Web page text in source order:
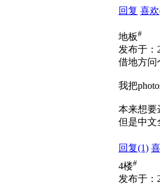
回复 喜欢
地板#
发布于：
借地方问
我把
本来想要
但是中文
回复(1)
4楼#
发布于：